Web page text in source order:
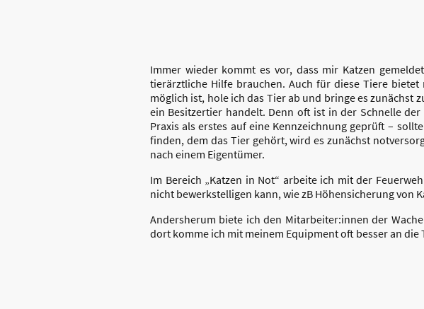
Immer wieder kommt es vor, dass mir Katzen
tierärztliche Hilfe brauchen. Auch für diese Tiere
möglich ist, hole ich das Tier ab und bringe es zunächst
ein Besitzertier handelt. Denn oft ist in der Schnelle
Praxis als erstes auf eine Kennzeichnung geprüft –
finden, dem das Tier gehört, wird es zunächst
nach einem Eigentümer.
Im Bereich „Katzen in Not“ arbeite ich mit der
nicht bewerkstelligen kann, wie zB Höhensicherung von
Andersherum biete ich den Mitarbeiter:innen der
dort komme ich mit meinem Equipment oft besser an